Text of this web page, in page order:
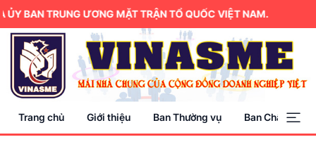
TRUNG ƯƠNG MẶT TRẬN TỔ QUỐC VIỆT NAM.
Trang chủ Giới thiệu Ban Thường vụ Ban Chấp hành